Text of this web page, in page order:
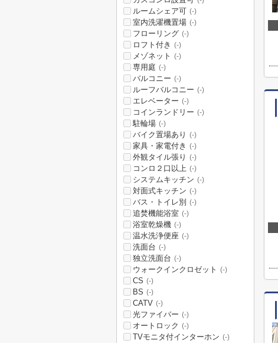
ルームシェア可 (-)
室内洗濯機置場 (-)
フローリング (-)
ロフト付き (-)
メゾネット (-)
専用庭 (-)
バルコニー (-)
ルーフバルコニー (-)
エレベーター (-)
コインランドリー (-)
駐輪場 (-)
バイク置場あり (-)
家具・家電付き (-)
外観タイル張り (-)
コンロ２口以上 (-)
システムキッチン (-)
対面式キッチン (-)
バス・トイレ別 (-)
追焚機能浴室 (-)
浴室乾燥機 (-)
温水洗浄便座 (-)
洗面台 (-)
独立洗面台 (-)
ウォークインクロゼット (-)
CS (-)
BS (-)
CATV (-)
光ファイバー (-)
オートロック (-)
TVモニタ付インターホン (-)